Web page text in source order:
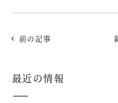
前の記事
最近の情報